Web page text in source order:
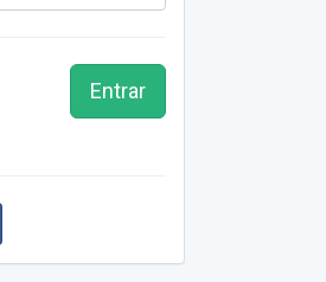
Entrar